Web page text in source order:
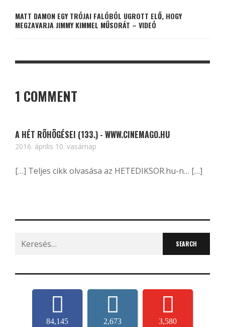
MATT DAMON EGY TRÓJAI FALÓBÓL UGROTT ELŐ, HOGY
MEGZAVARJA JIMMY KIMMEL MŰSORÁT – VIDEÓ
1 COMMENT
A HÉT RÖHÖGÉSEI (133.) - WWW.CINEMAGO.HU
2016. április 10. vasárnap
[…] Teljes cikk olvasása az HETEDIKSOR.hu-n… […]
Search
for:
84,145 2,673 3,580